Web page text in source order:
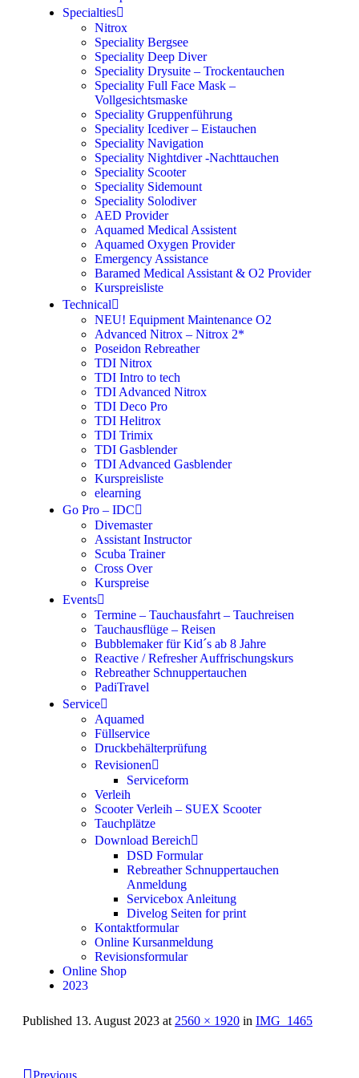
Specialties
Nitrox
Speciality Bergsee
Speciality Deep Diver
Speciality Drysuite – Trockentauchen
Speciality Full Face Mask –
Vollgesichtsmaske
Speciality Gruppenführung
Speciality Icediver – Eistauchen
Speciality Navigation
Speciality Nightdiver -Nachttauchen
Speciality Scooter
Speciality Sidemount
Speciality Solodiver
AED Provider
Aquamed Medical Assistent
Aquamed Oxygen Provider
Emergency Assistance
Baramed Medical Assistant & O2 Provider
Kurspreisliste
Technical
NEU! Equipment Maintenance O2
Advanced Nitrox – Nitrox 2*
Poseidon Rebreather
TDI Nitrox
TDI Intro to tech
TDI Advanced Nitrox
TDI Deco Pro
TDI Helitrox
TDI Trimix
TDI Gasblender
TDI Advanced Gasblender
Kurspreisliste
elearning
Go Pro – IDC
Divemaster
Assistant Instructor
Scuba Trainer
Cross Over
Kurspreise
Events
Termine – Tauchausfahrt – Tauchreisen
Tauchausflüge – Reisen
Bubblemaker für Kid´s ab 8 Jahre
Reactive / Refresher Auffrischungskurs
Rebreather Schnuppertauchen
PadiTravel
Service
Aquamed
Füllservice
Druckbehälterprüfung
Revisionen
Serviceform
Verleih
Scooter Verleih – SUEX Scooter
Tauchplätze
Download Bereich
DSD Formular
Rebreather Schnuppertauchen
Anmeldung
Servicebox Anleitung
Divelog Seiten for print
Kontaktformular
Online Kursanmeldung
Revisionsformular
Online Shop
2023
Published 13. August 2023 at 2560 × 1920 in IMG_1465
Previous